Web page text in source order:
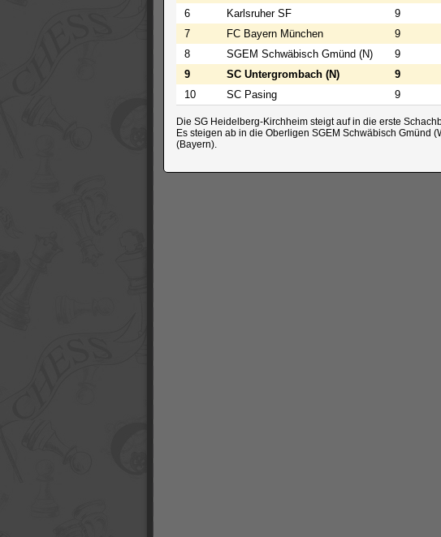
6
Karlsruher SF 9
7
FC Bayern München 9
8
SGEM Schwäbisch Gmünd (N) 9
9
SC Untergrombach (N) 9
10
SC Pasing 9
Die SG Heidelberg-Kirchheim steigt auf in die erste
Es steigen ab in die Oberligen SGEM Schwäbisch Gmünd
(Bayern).